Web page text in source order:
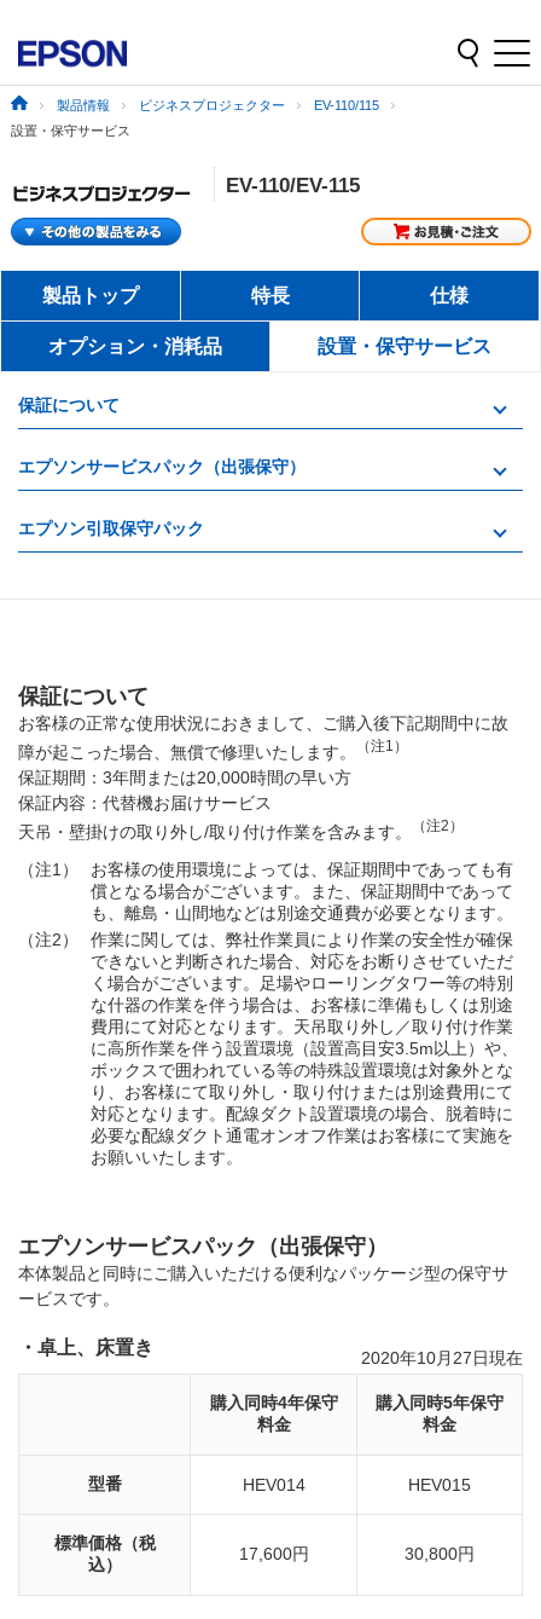
製品情報 ビジネスプロジェクター
EV-110/115
設置・保守サービス
EV-110/EV-115
製品トップ 特長 仕様
オプション・消耗品 設置・保守サービス
保証について
エプソンサービスパック（出張保守）
エプソン引取保守パック
保証について
お客様の正常な使用状況におきまして、ご購入後下記期間中に故
障が起こった場合、無償で修理いたします。
（注1）
保証期間：3年間または20,000時間の早い方
保証内容：代替機お届けサービス
天吊・壁掛けの取り外し/取り付け作業を含みます。
（注2）
（注1）
お客様の使用環境によっては、保証期間中であっても有
償となる場合がございます。また、保証期間中であって
も、離島・山間地などは別途交通費が必要となります。
（注2）
作業に関しては、弊社作業員により作業の安全性が確保
できないと判断された場合、対応をお断りさせていただ
く場合がございます。足場やローリングタワー等の特別
な什器の作業を伴う場合は、お客様に準備もしくは別途
費用にて対応となります。天吊取り外し／取り付け作業
に高所作業を伴う設置環境（設置高目安3.5m以上）や、
ボックスで囲われている等の特殊設置環境は対象外とな
り、お客様にて取り外し・取り付けまたは別途費用にて
対応となります。配線ダクト設置環境の場合、脱着時に
必要な配線ダクト通電オンオフ作業はお客様にて実施を
お願いいたします。
エプソンサービスパック（出張保守）
本体製品と同時にご購入いただける便利なパッケージ型の保守サ
ービスです。
・卓上、床置き 2020年10月27日現在
購入同時4年保守
料金
購入同時5年保守
料金
型番 HEV014 HEV015
標準価格（税
込）
17,600円 30,800円